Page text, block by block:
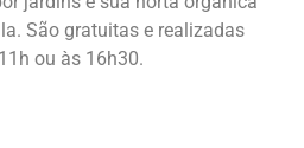
São gratuitas e realizadas
ou às 16h30.